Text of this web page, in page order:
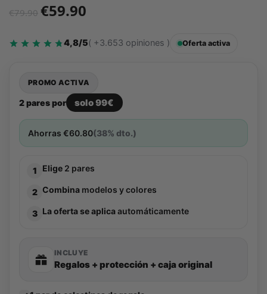
€79.90 €59.90
4,8/5( +3.653 opiniones ) Oferta activa
PROMO ACTIVA
2 pares por solo 99€
Ahorras €60.80(38% dto.)
1 Elige 2 pares
2 Combina modelos y colores
3 La oferta se aplicaautomáticamente
INCLUYE
Regalos + protección + caja original